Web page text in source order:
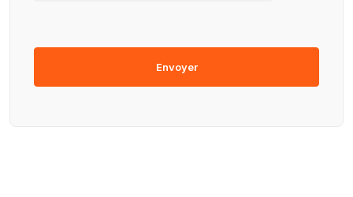
Envoyer